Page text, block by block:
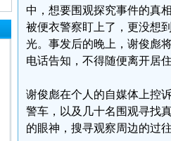
中，想要围观探究事件的真
被便衣警察盯上了，更没想
光。事发后的晚上，谢俊彪
电话告知，不得随便离开居
谢俊彪在个人的自媒体上控
警车，以及几十名围观寻找
的眼神，搜寻观察周边的过